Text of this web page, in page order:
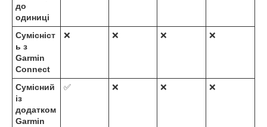
до
одиниці
Сумісніст
ь з
Garmin
Connect
❌ ❌ ❌ ❌
Сумісний
із
додатком
Garmin
✅ ❌ ❌ ❌